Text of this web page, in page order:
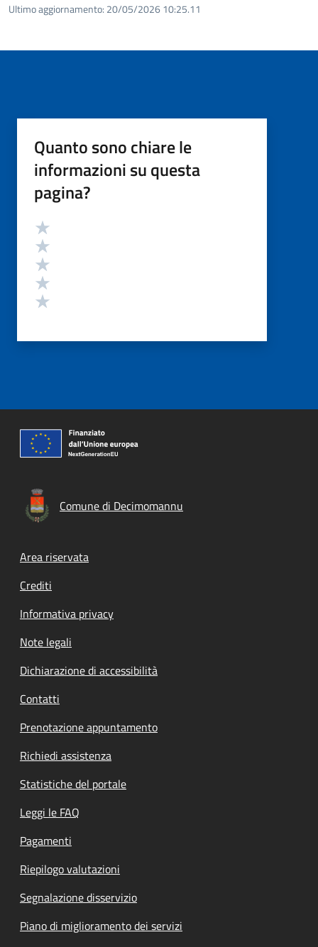
Ultimo aggiornamento: 20/05/2026 10:25.11
Quanto sono chiare le
informazioni su questa
pagina?
Valutazione
Comune di Decimomannu
Footer menu
Area riservata
Crediti
Informativa privacy
Note legali
Dichiarazione di accessibilità
Contatti
Prenotazione appuntamento
Richiedi assistenza
Statistiche del portale
Leggi le FAQ
Pagamenti
Riepilogo valutazioni
Segnalazione disservizio
Piano di miglioramento dei servizi